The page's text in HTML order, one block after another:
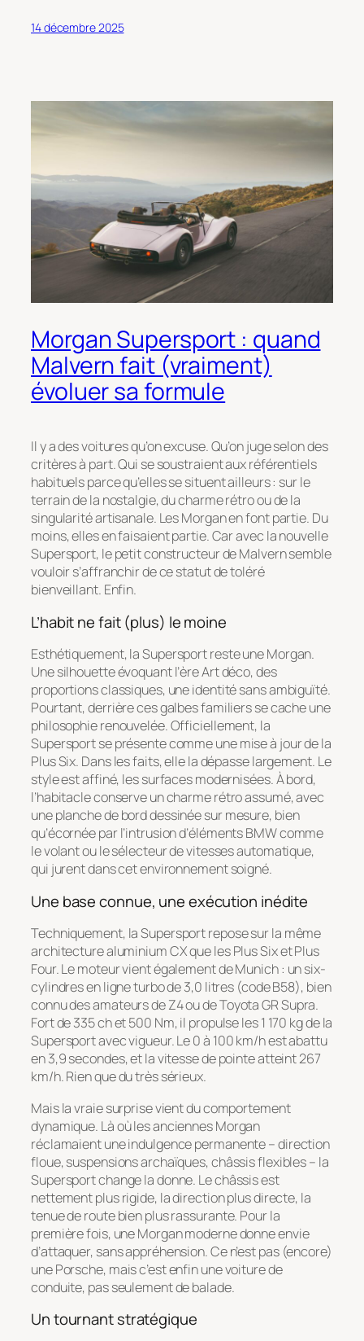
14 décembre 2025
Morgan Supersport : quand
Malvern fait (vraiment)
évoluer sa formule
Il y a des voitures qu’on excuse. Qu’on juge selon des
critères à part. Qui se soustraient aux référentiels
habituels parce qu’elles se situent ailleurs : sur le
terrain de la nostalgie, du charme rétro ou de la
singularité artisanale. Les Morgan en font partie. Du
moins, elles en faisaient partie. Car avec la nouvelle
Supersport, le petit constructeur de Malvern semble
vouloir s’affranchir de ce statut de toléré
bienveillant. Enfin.
L’habit ne fait (plus) le moine
Esthétiquement, la Supersport reste une Morgan.
Une silhouette évoquant l’ère Art déco, des
proportions classiques, une identité sans ambiguïté.
Pourtant, derrière ces galbes familiers se cache une
philosophie renouvelée. Officiellement, la
Supersport se présente comme une mise à jour de la
Plus Six. Dans les faits, elle la dépasse largement. Le
style est affiné, les surfaces modernisées. À bord,
l’habitacle conserve un charme rétro assumé, avec
une planche de bord dessinée sur mesure, bien
qu’écornée par l’intrusion d’éléments BMW comme
le volant ou le sélecteur de vitesses automatique,
qui jurent dans cet environnement soigné.
Une base connue, une exécution inédite
Techniquement, la Supersport repose sur la même
architecture aluminium CX que les Plus Six et Plus
Four. Le moteur vient également de Munich : un six-
cylindres en ligne turbo de 3,0 litres (code B58), bien
connu des amateurs de Z4 ou de Toyota GR Supra.
Fort de 335 ch et 500 Nm, il propulse les 1 170 kg de la
Supersport avec vigueur. Le 0 à 100 km/h est abattu
en 3,9 secondes, et la vitesse de pointe atteint 267
km/h. Rien que du très sérieux.
Mais la vraie surprise vient du comportement
dynamique. Là où les anciennes Morgan
réclamaient une indulgence permanente – direction
floue, suspensions archaïques, châssis flexibles – la
Supersport change la donne. Le châssis est
nettement plus rigide, la direction plus directe, la
tenue de route bien plus rassurante. Pour la
première fois, une Morgan moderne donne envie
d’attaquer, sans appréhension. Ce n’est pas (encore)
une Porsche, mais c’est enfin une voiture de
conduite, pas seulement de balade.
Un tournant stratégique